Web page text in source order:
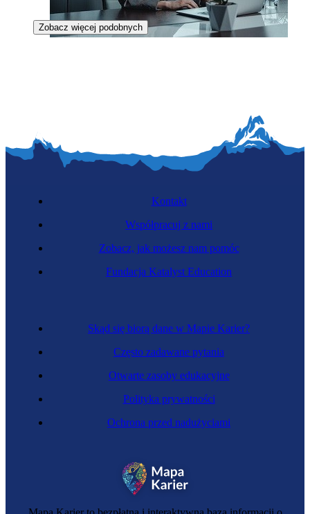
Specjalistka resocjalizacji
Zobacz więcej podobnych
Skąd się biorą dane w Mapie Karier?
Często zadawane pytania
Otwarte zasoby edukacyjne
Polityka prywatności
Ochrona przed nadużyciami
Kontakt
Współpracuj z nami
Zobacz, jak możesz nam pomóc
Fundacja Katalyst Education